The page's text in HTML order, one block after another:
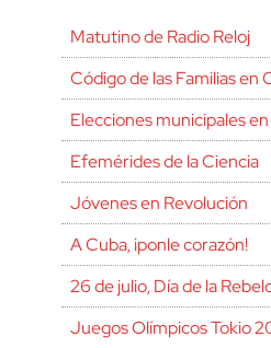
Matutino de Radio Reloj
Código de las Familias en
Elecciones municipales
Efemérides de la Ciencia
Jóvenes en Revolución
A Cuba, ¡ponle corazón!
26 de julio, Día de la
Juegos Olímpicos Tokio